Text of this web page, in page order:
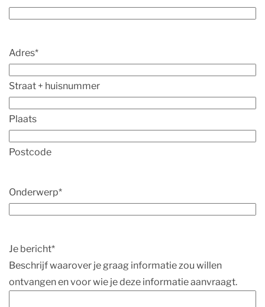
Adres*
Straat + huisnummer
Plaats
Postcode
Onderwerp*
Je bericht*
Beschrijf waarover je graag informatie zou willen
ontvangen en voor wie je deze informatie aanvraagt.